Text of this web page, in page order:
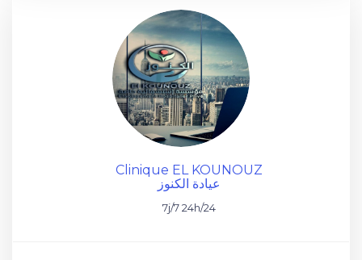
Clinique EL KOUNOUZ
عيادة الكنوز
7j/7 24h/24